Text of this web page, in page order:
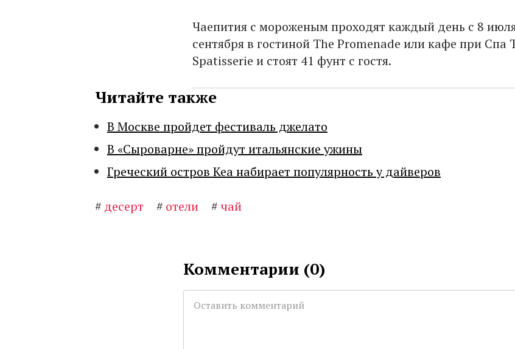
Чаепития с мороженым проходят каждый день с 8
сентября в гостиной The Promenade или кафе при Спа
Spatisserie и стоят 41 фунт с гостя.
Читайте также
В Москве пройдет фестиваль джелато
В «Сыроварне» пройдут итальянские ужины
Греческий остров Кеа набирает популярность у дайверов
# десерт # отели #чай
Комментарии (0)